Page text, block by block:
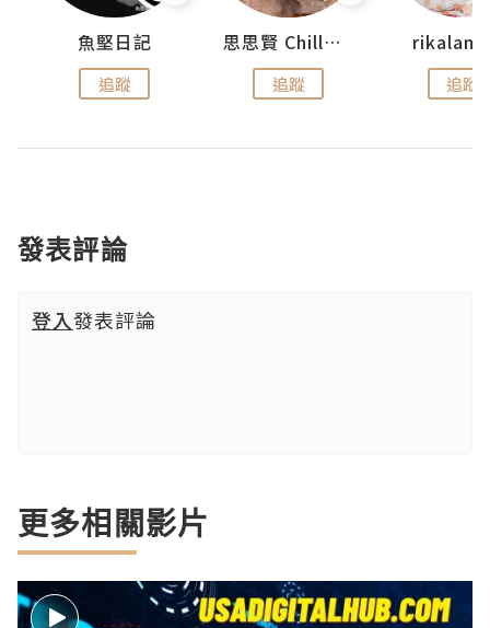
魚堅日記
追蹤
思思賢 ChillMyBabe
追蹤 追蹤
發表評論
登入發表評論
更多相關影片